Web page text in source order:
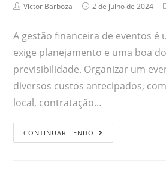
Victor Barboza 2 de julho de 2024
A gestão financeira de eventos é
exige planejamento e uma boa
previsibilidade. Organizar um
diversos custos antecipados,
local, contratação…
CONTINUAR LENDO